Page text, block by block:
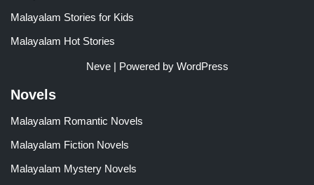
Malayalam Stories for Kids
Malayalam Hot Stories
Neve| Powered by WordPress
Novels
Malayalam Romantic Novels
Malayalam Fiction Novels
Malayalam Mystery Novels